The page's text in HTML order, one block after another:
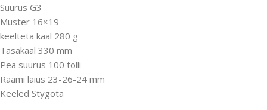
Suurus G3
Muster 16×19
keelteta kaal 280 g
Tasakaal 330 mm
Pea suurus 100 tolli
Raami laius 23-26-24 mm
Keeled Stygota